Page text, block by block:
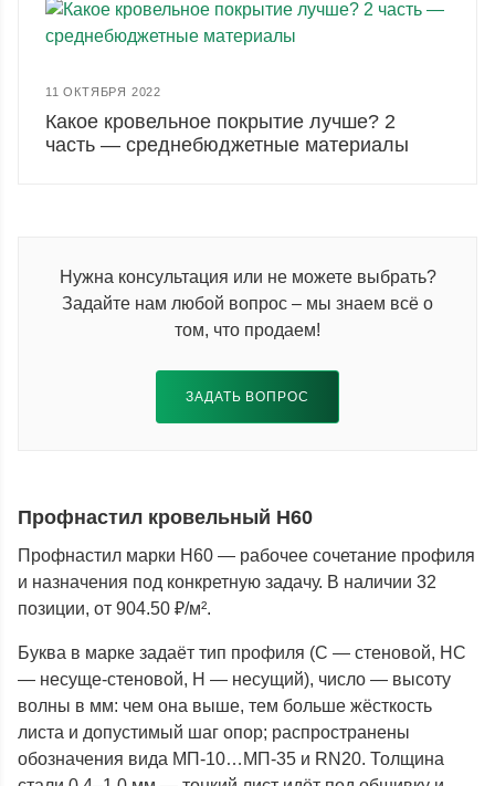
11 ОКТЯБРЯ 2022
Какое кровельное покрытие лучше? 2
часть — среднебюджетные материалы
Нужна консультация или не можете выбрать?
Задайте нам любой вопрос – мы знаем всё о
том, что продаем!
ЗАДАТЬ ВОПРОС
Профнастил кровельный Н60
Профнастил марки Н60 — рабочее сочетание профиля
и назначения под конкретную задачу. В наличии 32
позиции, от 904.50 ₽/м².
Буква в марке задаёт тип профиля (С — стеновой, НС
— несуще-стеновой, Н — несущий), число — высоту
волны в мм: чем она выше, тем больше жёсткость
листа и допустимый шаг опор; распространены
обозначения вида МП-10…МП-35 и RN20. Толщина